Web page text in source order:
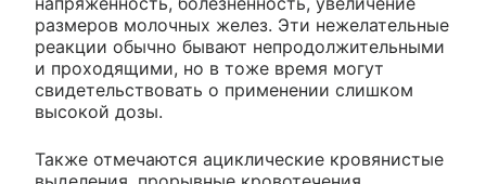
размеров молочных желез. Эти нежелательные
реакции обычно бывают непродолжительными
и проходящими, но в тоже время могут
свидетельствовать о применении слишком
высокой дозы.
Также отмечаются ациклические кровянистые